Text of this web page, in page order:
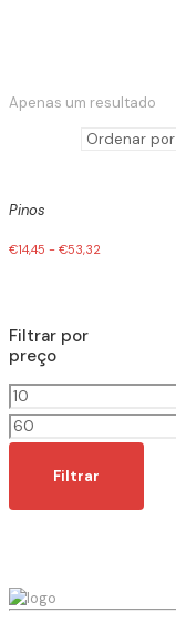
Apenas um resultado
Pinos
€14,45 - €53,32
Filtrar por
preço
Preço
mínimo
Preço
Filtrar